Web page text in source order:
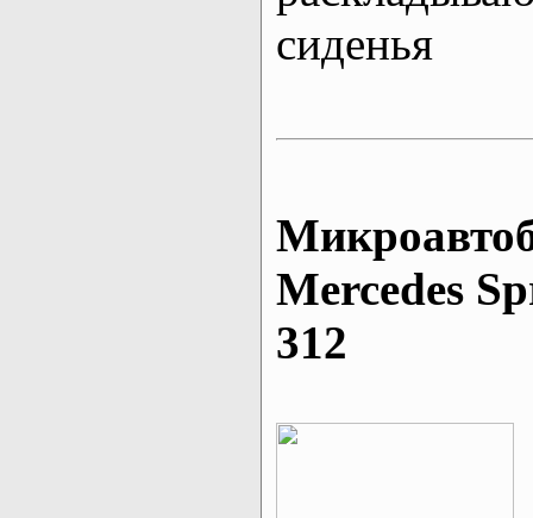
сиденья
Mеrcedes
312